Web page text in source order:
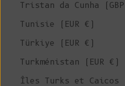
Tristan da Cunha
Tunisie (EUR €)
Türkiye (EUR €)
Turkménistan (EUR €)
Îles Turks et Caicos